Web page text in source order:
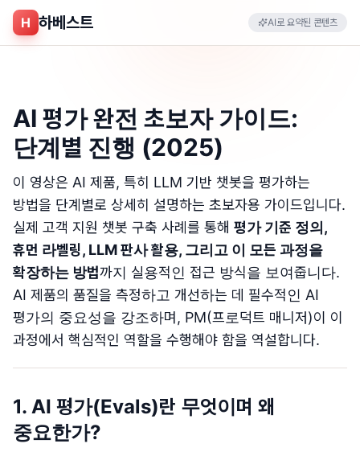
H 하베스트 AI로 요약된 콘텐츠
AI 평가 완전 초보자 가이드:
단계별 진행 (2025)
이 영상은 AI 제품, 특히 LLM 기반 챗봇을 평가하는
방법을 단계별로 상세히 설명하는 초보자용 가이드입니다.
실제 고객 지원 챗봇 구축 사례를 통해 평가 기준 정의,
휴먼 라벨링, LLM 판사 활용, 그리고 이 모든 과정을
확장하는 방법까지 실용적인 접근 방식을 보여줍니다.
AI 제품의 품질을 측정하고 개선하는 데 필수적인 AI
평가의 중요성을 강조하며, PM(프로덕트 매니저)이 이
과정에서 핵심적인 역할을 수행해야 함을 역설합니다.
1. AI 평가(Evals)란 무엇이며 왜
중요한가?